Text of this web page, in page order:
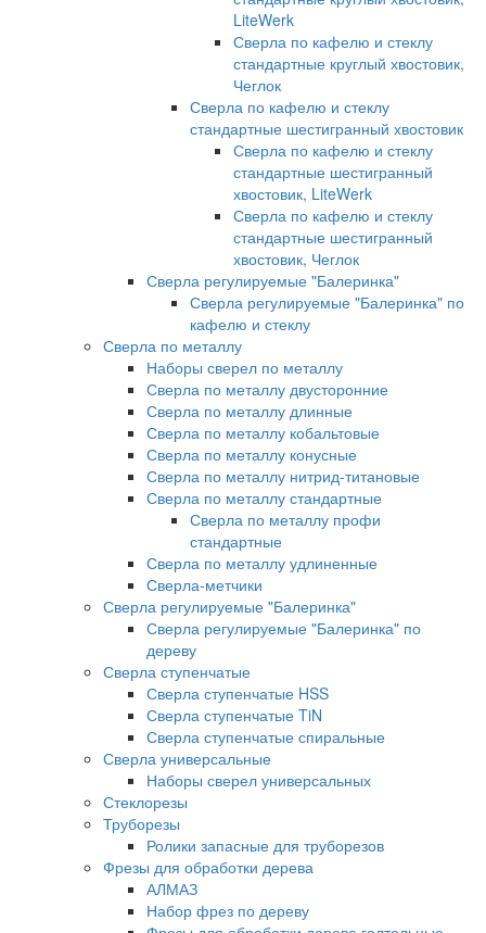
LiteWerk
Сверла по кафелю и стеклу
стандартные круглый хвостовик,
Чеглок
Сверла по кафелю и стеклу
стандартные шестигранный хвостовик
Сверла по кафелю и стеклу
стандартные шестигранный
хвостовик, LiteWerk
Сверла по кафелю и стеклу
стандартные шестигранный
хвостовик, Чеглок
Сверла регулируемые "Балеринка"
Сверла регулируемые "Балеринка" по
кафелю и стеклу
Сверла по металлу
Наборы сверел по металлу
Сверла по металлу двусторонние
Сверла по металлу длинные
Сверла по металлу кобальтовые
Сверла по металлу конусные
Сверла по металлу нитрид-титановые
Сверла по металлу стандартные
Сверла по металлу профи
стандартные
Сверла по металлу удлиненные
Сверла-метчики
Сверла регулируемые "Балеринка"
Сверла регулируемые "Балеринка" по
дереву
Сверла ступенчатые
Сверла ступенчатые HSS
Сверла ступенчатые TiN
Сверла ступенчатые спиральные
Сверла универсальные
Наборы сверел универсальных
Стеклорезы
Труборезы
Ролики запасные для труборезов
Фрезы для обработки дерева
АЛМАЗ
Набор фрез по дереву